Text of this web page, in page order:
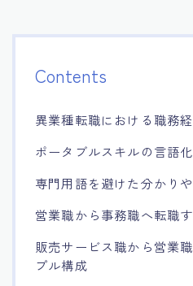
Contents
異業種転職における職務
ポータブルスキルの言語
専門用語を避けた分かり
営業職から事務職へ転職
販売サービス職から営業
プル構成